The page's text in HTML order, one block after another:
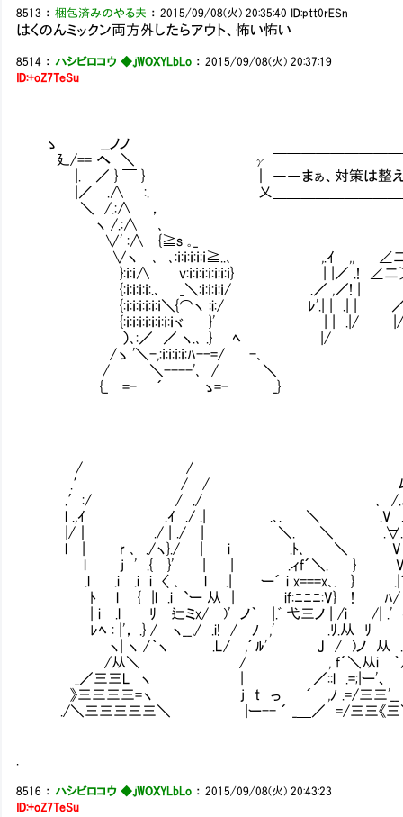
8513 ：梱包済みのやる夫 ：2015/09/08(火) 20:35:40 ID:ptt0rESn
はくのんミックン両方外したらアウト、怖い怖い
8514 ： ハシビロコウ ◆.jWOXYLbLo ：2015/09/08(火) 20:37:19
ID:+oZ7TeSu
ゝ ＿__ノノ
廴/== へ ＼ γ ￣￣￣￣￣￣￣￣￣￣￣
|. ／ } ￣ } ｜ ――まぁ、対策は整えてあ
|／ .∧ :. 乂＿＿＿＿＿＿＿＿＿＿＿
＼ /.:∧ ，
ヽ /.:∧ ､
∨' :∧ {≧s ｡_ /´
∨ヽ ､ ､:ｉ:ｉ:ｉ:ｉ:ｉ≧..､ ,.ｲ ,, ∠二
}:ｉ:ｉ∧ v:ｉ:ｉ:ｉ:ｉ:ｉ:ｉ:ｉ} | |／ .!
{:ｉ:ｉ:ｉ:ｉ:.､ _＼:ｉ:ｉ:ｉ:ｉ/ .／ ,／! |
{:ｉ:ｉ:ｉ:ｉ:ｉ:ｉ＼{⌒ヽ :i:/ ﾚ'.| | .| |
{:ｉ:ｉ:ｉ:ｉ:ｉ:ｉ:ｉ:ｉヾ }' | | .|/ |/
）､:／ ／ ヽ.､ .} ﾍ |/
/ゝ '＼-,:ｉ:ｉ:ｉ:ｉ:ﾊ--=/ -､
/ ＼----'､ / ＼
{_ =- ´ ゝ=- _}
/ /
.′ / / ﾑ
.′:/ / ./ ､ /.ﾑ
l .,ｲ .ｲ ./ .| .､. ＼ .V .ﾑ 、
|/｜ ./ | ./ | ＼. ＼ .∀.ﾉ|
l | r ､ ./ヽ}./ | i .ﾄ､ ＼ V
l j ' .{ }' | | .ィf´＼. } V.,
.l .i .i i 〈 ､ l .| ー´ i x===x､. }
ﾄ l { |l .i `ー 从 | if:ﾆﾆﾆ:V} ! ﾊ/
| i .l ﾘ 辷ミx/ )' ノ｀ |.ﾞ 弋三ノ | /i /| .'
ﾚﾍ : |'， .} / ヽ__,/ .i! / ﾉ ,' .ﾘ.从 ﾘ
ヽ| ヽ /｀ヽ .L/ ,´ﾙ' J / )ノ 从
/从＼ / , f´＼从i ｀
_／三三L ヽ | ／::l .=;|ー'、
》三三三三=ヽ j t っ ´ ,ﾉ .=/三三'__
./＼三三三三三＼ |ー-- ´ _＿／ =/三三《三
8516 ： ハシビロコウ ◆.jWOXYLbLo ：2015/09/08(火) 20:43:23
ID:+oZ7TeSu